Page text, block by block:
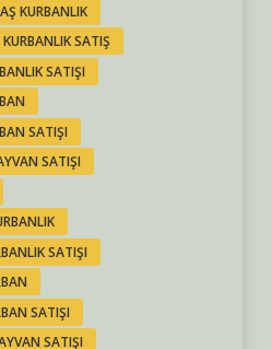
KURBANLIK
SATIŞ
SATIŞI
SATIŞI
SATIŞI
SATIŞI
SATIŞI
SATIŞI